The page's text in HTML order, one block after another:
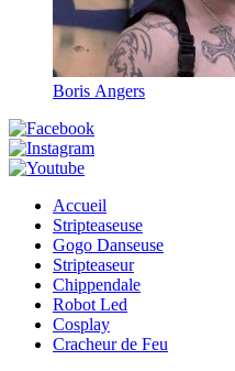
Boris Angers
Accueil
Stripteaseuse
Gogo Danseuse
Stripteaseur
Chippendale
Robot Led
Cosplay
Cracheur de Feu